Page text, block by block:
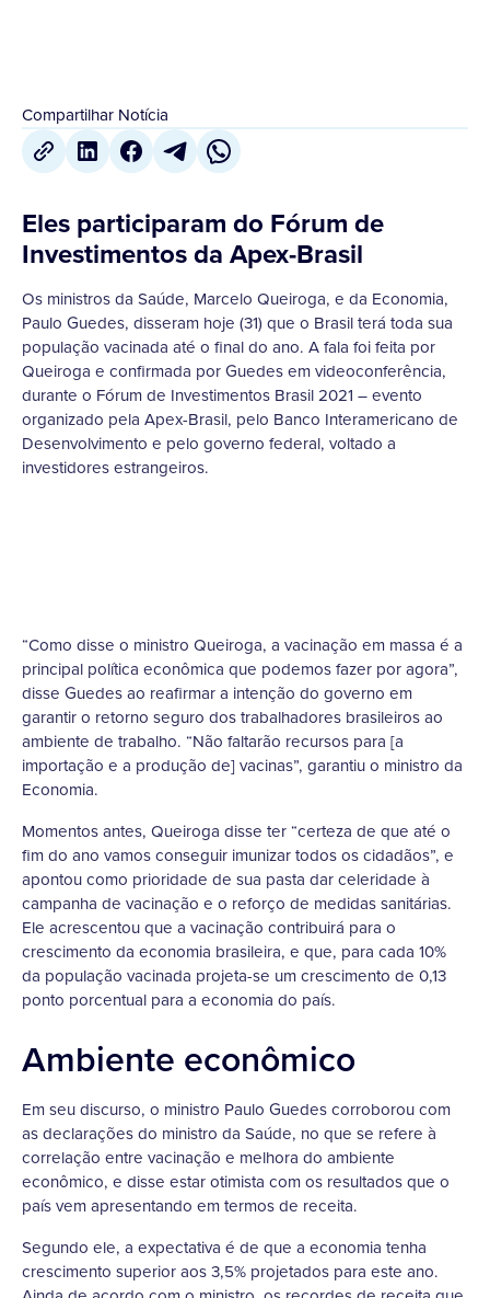
Compartilhar Notícia
Eles participaram do Fórum de
Investimentos da Apex-Brasil
Os ministros da Saúde, Marcelo Queiroga, e da Economia,
Paulo Guedes, disseram hoje (31) que o Brasil terá toda sua
população vacinada até o final do ano. A fala foi feita por
Queiroga e confirmada por Guedes em videoconferência,
durante o Fórum de Investimentos Brasil 2021 – evento
organizado pela Apex-Brasil, pelo Banco Interamericano de
Desenvolvimento e pelo governo federal, voltado a
investidores estrangeiros.
“Como disse o ministro Queiroga, a vacinação em massa é a
principal política econômica que podemos fazer por agora”,
disse Guedes ao reafirmar a intenção do governo em
garantir o retorno seguro dos trabalhadores brasileiros ao
ambiente de trabalho. “Não faltarão recursos para [a
importação e a produção de] vacinas”, garantiu o ministro da
Economia.
Momentos antes, Queiroga disse ter “certeza de que até o
fim do ano vamos conseguir imunizar todos os cidadãos”, e
apontou como prioridade de sua pasta dar celeridade à
campanha de vacinação e o reforço de medidas sanitárias.
Ele acrescentou que a vacinação contribuirá para o
crescimento da economia brasileira, e que, para cada 10%
da população vacinada projeta-se um crescimento de 0,13
ponto porcentual para a economia do país.
Ambiente econômico
Em seu discurso, o ministro Paulo Guedes corroborou com
as declarações do ministro da Saúde, no que se refere à
correlação entre vacinação e melhora do ambiente
econômico, e disse estar otimista com os resultados que o
país vem apresentando em termos de receita.
Segundo ele, a expectativa é de que a economia tenha
crescimento superior aos 3,5% projetados para este ano.